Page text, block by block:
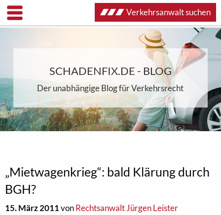
SCHADENFIX.DE - BLOG
Der unabhängige Blog für Verkehrsrecht
„Mietwagenkrieg“: bald Klärung durch
BGH?
15. März 2011vonRechtsanwalt Jürgen Leister
Verkehrsanwalt suchen